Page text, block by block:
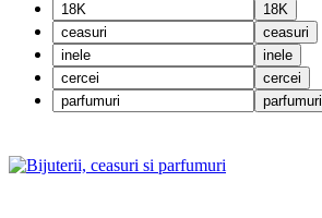
18K
ceasuri
inele
cercei
parfumuri